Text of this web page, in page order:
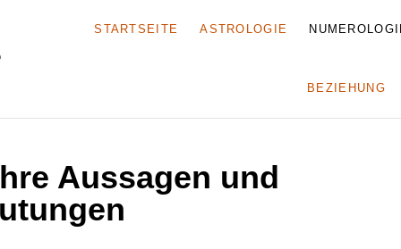
STARTSEITE ASTROLOGIE
BEZIEHUNG
Aussagen und